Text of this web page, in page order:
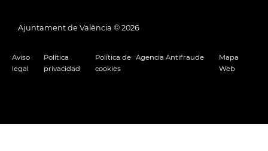
Ajuntament de València © 2026
Aviso
legal
Política
privacidad
Política de
cookies
Agencia Antifraude
Mapa
Web